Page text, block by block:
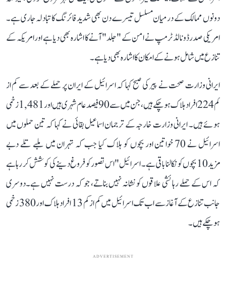
دونوں ممالک کے درمیان مسلسل تیسرے دن بھی شدید فائرنگ کا تبادلہ جاری ہے۔
امریکی صدر ڈونالڈ ٹرمپ نے امن کے "جلد" آنے کا اشارہ بھی دیا ہے اور امریکہ کے
تنازع میں شامل ہونے کے امکان کا اشارہ بھی دیا ہے ۔
ایرانی وزارت صحت نے پیر کی صبح کہا کہ اسرائیل کے ایران پر حملے کے بعد سے کم از
کم 224 افراد ہلاک ہو چکے ہیں، جن میں سے 90 فیصد عام شہری ہیں اور 1,481 زخمی
ہوئے ہیں۔ ایرانی وزارت خارجہ کے ترجمان اسماعیل بقائی نے کہا کہ تین حملوں میں
اسرائیل نے 70 خواتین اور بچوں کو ہلاک کیا جب کہ تہران میں ملبے تلے دبے
مزید 10 بچوں کو نکالنا باقی ہے۔ اسرائیل "اس تصور کو فروغ دینے کی کوشش کر رہا ہے
کہ اس کے حملے رہائشی علاقوں کو نشانہ نہیں بناتے، جو کہ درست نہیں ہے۔دوسری
جانب تنازع کے آغاز سے اب تک اسرائیل میں کم از کم 13 افراد ہلاک اور 380 زخمی
ہو چکے ہیں۔
ADVERTISEMENT